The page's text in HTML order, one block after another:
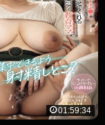
01:59:34